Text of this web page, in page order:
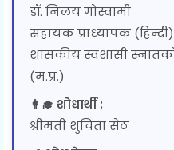
डॉ. निलय गोस्वामी
सहायक प्राध्यापक
शासकीय स्वशासी
(म.प्र.)
👩‍🎓 शोधार्थी :
श्रीमती शुचिता सेठ